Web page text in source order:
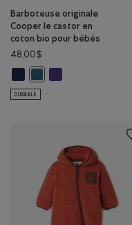
Barboteuse originale
Cooper le castor en
coton bio pour bébés
48,00$
Barboteuse originale
Barboteuse originale
Barboteuse
DURABLE